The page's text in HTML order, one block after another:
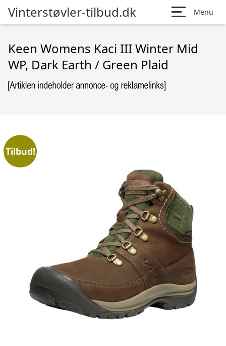
Vinterstøvler-tilbud.dk Menu
Keen Womens Kaci III Winter Mid
WP, Dark Earth / Green Plaid
Tilbud!